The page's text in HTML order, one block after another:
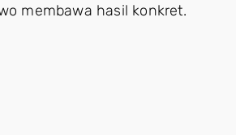
membawa hasil konkret.